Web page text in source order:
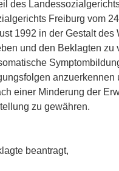
des
Freiburg vom
1992 in der Gestalt
und den Beklagten zu
einer Minderung der
zu gewähren.
beantragt,